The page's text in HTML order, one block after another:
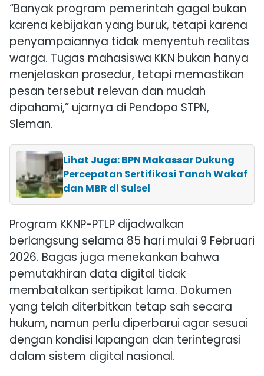
“Banyak program pemerintah gagal bukan
karena kebijakan yang buruk, tetapi karena
penyampaiannya tidak menyentuh realitas
warga. Tugas mahasiswa KKN bukan hanya
menjelaskan prosedur, tetapi memastikan
pesan tersebut relevan dan mudah
dipahami,” ujarnya di Pendopo STPN,
Sleman.
Lihat Juga: BPN Makassar Dukung
Percepatan Sertifikasi Tanah Wakaf
dan MBR di Sulsel
Program KKNP-PTLP dijadwalkan
berlangsung selama 85 hari mulai 9 Februari
2026. Bagas juga menekankan bahwa
pemutakhiran data digital tidak
membatalkan sertipikat lama. Dokumen
yang telah diterbitkan tetap sah secara
hukum, namun perlu diperbarui agar sesuai
dengan kondisi lapangan dan terintegrasi
dalam sistem digital nasional.